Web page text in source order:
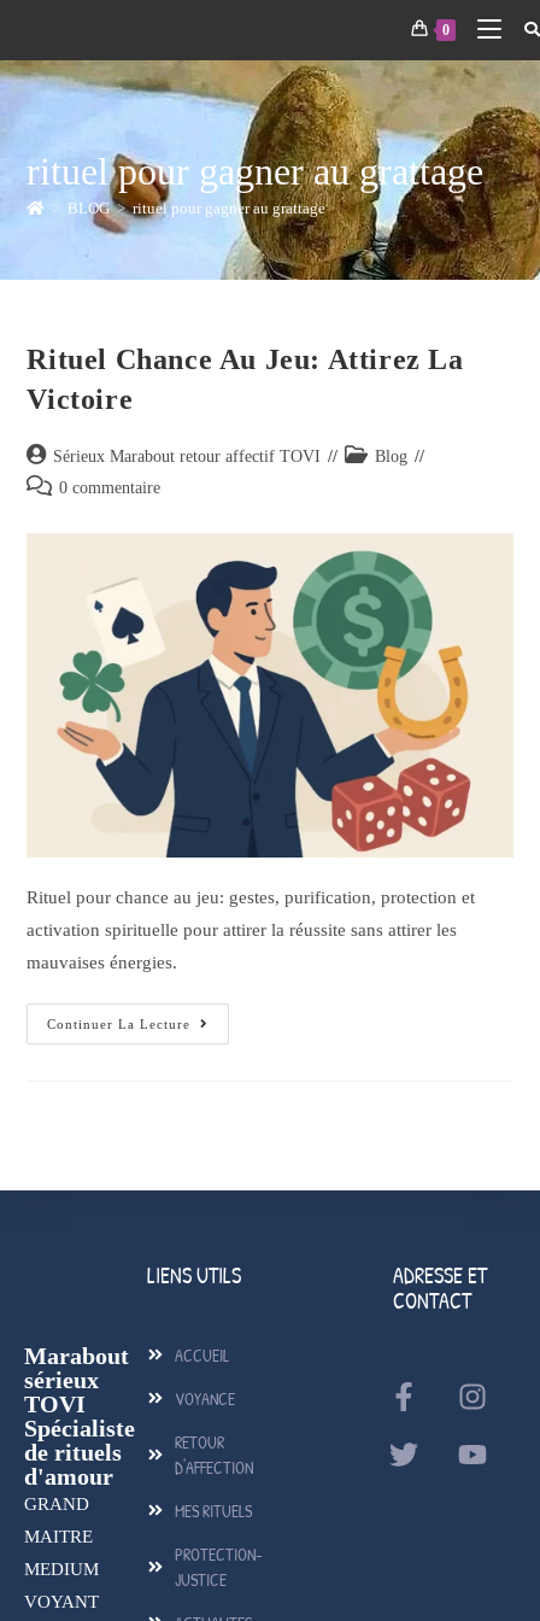
0
rituel pour gagner au grattage
> BLOG > rituel pour gagner au grattage
Rituel Chance Au Jeu: Attirez La
Victoire
Sérieux Marabout retour affectif TOVI
Blog
0 commentaire
Rituel pour chance au jeu: gestes, purification, protection et
activation spirituelle pour attirer la réussite sans attirer les
mauvaises énergies.
Continuer La Lecture
Marabout
sérieux
TOVI
Spécialiste
de rituels
d'amour
GRAND
MAITRE
MEDIUM
VOYANT
LIENS UTILS
ACCUEIL
VOYANCE
RETOUR
D'AFFECTION
MES RITUELS
PROTECTION-
JUSTICE
ADRESSE ET
CONTACT